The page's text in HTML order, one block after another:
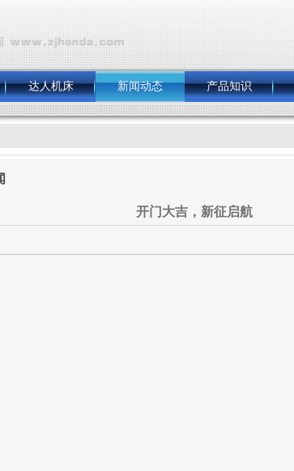
达人机床 新闻动态 产品知识
开门大吉，新征启航